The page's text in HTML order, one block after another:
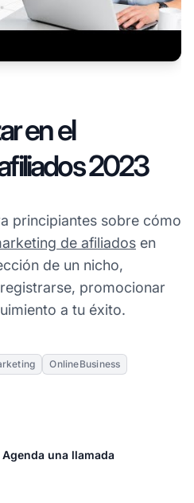
en el
2023
principiantes sobre cómo
de afiliados en
de un nicho,
promocionar
a tu éxito.
OnlineBusiness
Agenda una llamada